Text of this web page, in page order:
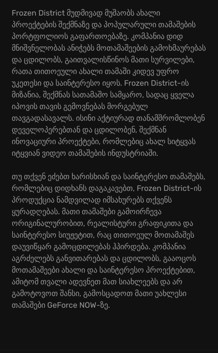
Frozen District მუდმივად მუშაობს ახალი
პროექტების შექმნაზე და პოპულარული თამაშების
პორტფოლიოს გაფართოებაზე. კომპანია დიდ
მნიშვნელობას ანიჭებს მოთამაშეების გამოხმაურებას
და ცდილობს, გაითვალისწინოს მათი სურვილები,
რათა თითოეული ახალი თამაში კიდევ უფრო
უკეთესი და საინტერესო იყოს. Frozen District-ის
მიზანია, შექმნას სათამაშო სამყარო, სადაც ყველა
იპოვის თავის გემოვნებას მორგებულ
თავგადასავალს. ისინი აქტიურად თანამშრომლობენ
დეველოპერებთან და ცდილობენ, შექმნან
ინოვაციური პროექტები, რომლებიც ახალ სიტყვას
იტყვიან ვიდეო თამაშების ინდუსტრიაში.
თუ თქვენ ეძებთ ხარისხიან და საინტერესო თამაშებს,
რომლებიც დიდხანს დაგაკავებთ, Frozen District-ის
პროდუქცია ნამდვილად იმსახურებს თქვენს
ყურადღებას. მათი თამაშები გამოირჩევა
ორიგინალურობით, რეალისტური გრაფიკითა და
საინტერესო სიუჟეტით, რაც თითოეულ მოთამაშეს
დაუვიწყარ გამოცდილებას ჰპირდება. კომპანია
აგრძელებს განვითარებას და ცდილობს, გააოცოს
მოთამაშეები ახალი და საინტერესო პროექტებით,
ამიტომ თვალი ადევნეთ მათ სიახლეებს და არ
გამოტოვოთ შანსი, გამოსცადოთ მათი უახლესი
თამაშები GeForce NOW-ზე.